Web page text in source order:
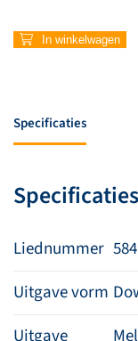
584
waardig
In winkelwagen
Specificaties
Specificaties
Liednummer 584
Uitgave vorm
Uitgave